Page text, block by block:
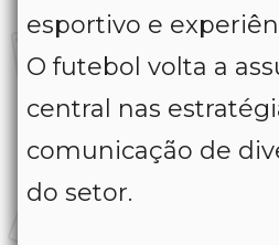
esportivo e
O futebol volta a
central nas
comunicação de
do setor.